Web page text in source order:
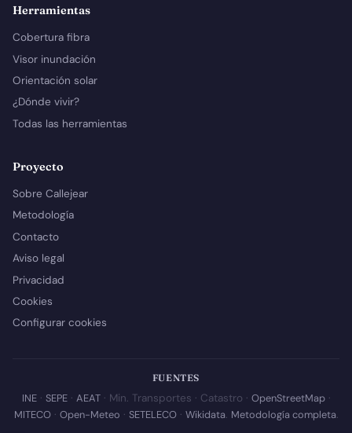
Herramientas
Cobertura fibra
Visor inundación
Orientación solar
¿Dónde vivir?
Todas las herramientas
Proyecto
Sobre Callejear
Metodología
Contacto
Aviso legal
Privacidad
Cookies
Configurar cookies
FUENTES
INE· SEPE· AEAT· Min. Transportes · Catastro · OpenStreetMap·
MITECO· Open-Meteo · SETELECO· Wikidata. Metodología completa.